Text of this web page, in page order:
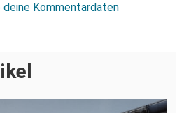
deine Kommentardaten